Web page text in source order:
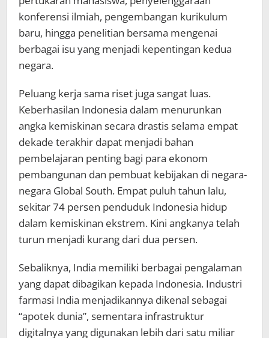
konferensi ilmiah, pengembangan kurikulum
baru, hingga penelitian bersama mengenai
berbagai isu yang menjadi kepentingan kedua
negara.
Peluang kerja sama riset juga sangat luas.
Keberhasilan Indonesia dalam menurunkan
angka kemiskinan secara drastis selama empat
dekade terakhir dapat menjadi bahan
pembelajaran penting bagi para ekonom
pembangunan dan pembuat kebijakan di negara-
negara Global South. Empat puluh tahun lalu,
sekitar 74 persen penduduk Indonesia hidup
dalam kemiskinan ekstrem. Kini angkanya telah
turun menjadi kurang dari dua persen.
Sebaliknya, India memiliki berbagai pengalaman
yang dapat dibagikan kepada Indonesia. Industri
farmasi India menjadikannya dikenal sebagai
“apotek dunia”, sementara infrastruktur
digitalnya yang digunakan lebih dari satu miliar